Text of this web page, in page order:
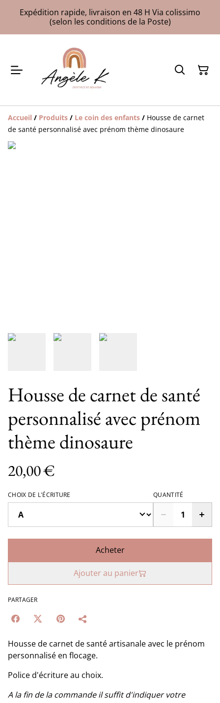
Expédition rapide, livraison en 48 H Via colissimo
(selon les conditions de la Poste)
Accueil / Produits / Le coin des enfants / Housse de carnet
de santé personnalisé avec prénom thème dinosaure
Housse de carnet de santé
personnalisé avec prénom
thème dinosaure
20,00 €
CHOIX DE L'ÉCRITURE QUANTITÉ
Acheter
Ajouter au panier
PARTAGER
Housse de carnet de santé artisanale avec le prénom
personnalisé en flocage.
Police d'écriture au choix.
A la fin de la commande il suffit d'indiquer votre